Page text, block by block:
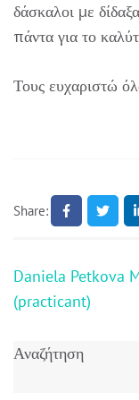
δάσκαλοι με
πάντα για το
Τους ευχαριστώ
Share:
Πλοήγηση
άρθρων
Daniela Petkova
(practicant)
Αναζήτηση